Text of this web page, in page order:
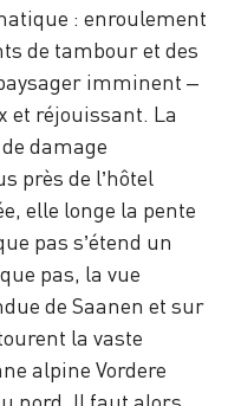
: enroulement
de tambour et des
imminent –
et réjouissant. La
damage
près de l’hôtel
elle longe la pente
pas s’étend un
pas, la vue
de Saanen et sur
la vaste
alpine Vordere